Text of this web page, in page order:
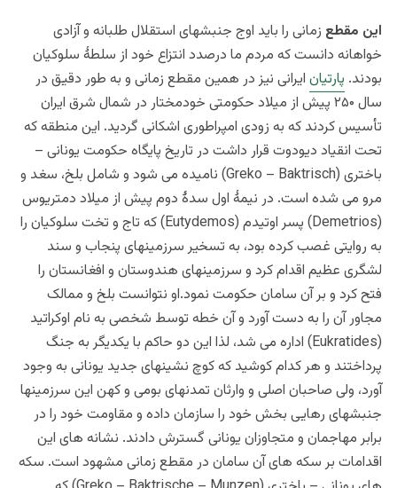
این مقطع زمانی را باید اوج جنبشهای استقلال طلبانه و آزادی
خواهانه دانست که مردم ما درصدد انتزاع خود از سلطۀ سلوکیان
بودند. پارتیان ایرانی نیز در همین مقطع زمانی و به طور دقیق در
سال ۲۵۰ پیش از میلاد حکومتی خودمختار در شمال شرق ایران
تأسیس کردند که به زودی امپراطوری اشکانی گردید. این منطقه که
تحت انقیاد دیودوت قرار داشت در تاریخ پایگاه حکومت یونانی –
باختری (Greko – Baktrisch) نامیده می شود و شامل بلخ، سغد و
مرو می شده است. در نیمۀ اول سدۀ دوم پیش از میلاد دمتریوس
(Demetrios) پسر اوتیدم (Eutydemos) که تاج و تخت سلوکیان را
به روایتی غصب کرده بود، به تسخیر سرزمینهای پنجاب و سند
لشگری عظیم اقدام کرد و سرزمینهای هندوستان و افغانستان را
فتح کرد و بر آن سامان حکومت نمود.او نتوانست بلخ و ممالک
مجاور آن را به دست آورد و آن خطه توسط شخصی به نام اوکراتید
(Eukratides) اداره می شد، لذا این دو حاکم با یکدیگر به جنگ
پرداختند و هر کدام کوشید که کوچ نشینهای جدید یونانی به وجود
آورد، ولی صاحبان اصلی و وارثان تمدنهای بومی و کهن این سرزمینها
جنبشهای رهایی بخش خود را سازمان داده و مقاومت خود را در
برابر مهاجمان و متجاوزان یونانی گسترش دادند. نشانه های این
اقدامات بر سکه های آن سامان در مقطع زمانی مشهود است. سکه